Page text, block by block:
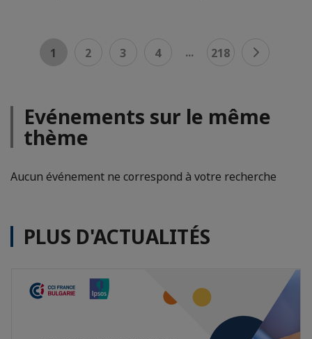
1 2 3 4 ... 218
Evénements sur le même
thème
Aucun événement ne correspond à votre recherche
PLUS D'ACTUALITÉS